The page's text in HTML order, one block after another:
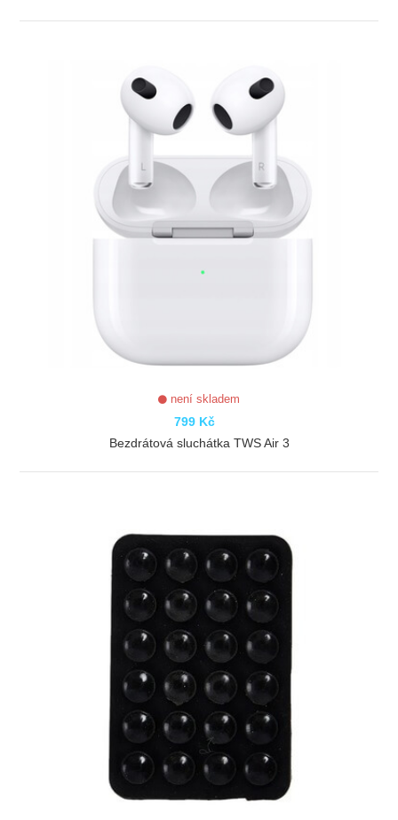
není skladem
799 Kč
Bezdrátová sluchátka TWS Air 3